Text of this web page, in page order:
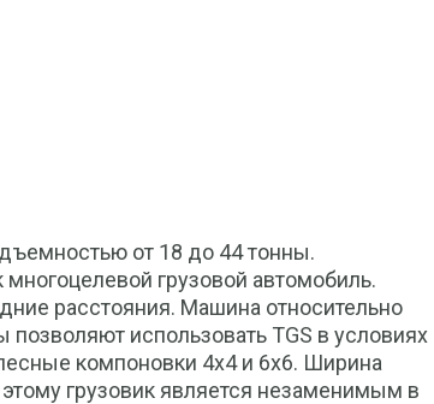
от 18 до 44 тонны.
грузовой автомобиль.
расстояния. Машина относительно
использовать TGS в условиях
компоновки 4х4 и 6х6. Ширина
грузовик является незаменимым в